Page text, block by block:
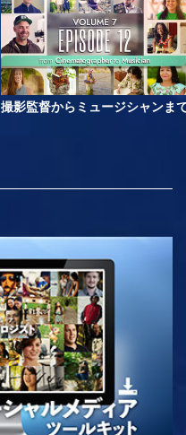
撮影監督からミュージシャンま